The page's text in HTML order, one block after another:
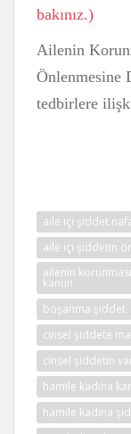
bakınız.)
Ailenin
Önlenmesine
tedbirlere
aile içi şiddet
aile içi şiddetin
ailenin
kanun
boşanma şiddet
cinsel şiddete
cinsel şiddetin
hamile kadına
hamile kadına